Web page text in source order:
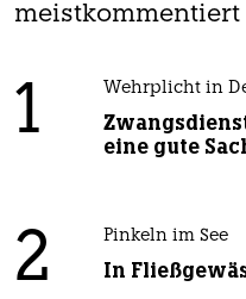
meistkommentiert
1 Wehrplicht in
eine gute
2 Pinkeln im See
In